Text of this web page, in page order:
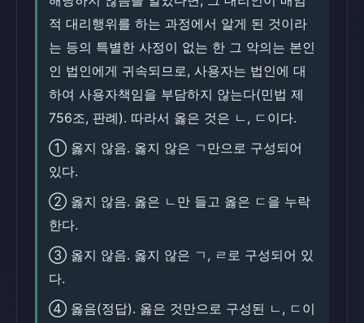
적 대리행위를 하는 과정에서 알게 된 것이라
는 등의 특별한 사정이 없는 한 그 악의는 본인
인 법인에게 귀속되므로, 사용자는 법인에 대
하여 사용자책임을 부담하지 않는다(민법 제
756조, 판례). 따라서 옳은 것은 ㄴ, ㄷ이다.
① 옳지 않음. 옳지 않은 ㄱ만으로 구성되어
있다.
② 옳지 않음. 옳은 ㄴ만 들고 옳은 ㄷ을 누락
한다.
③ 옳지 않음. 옳지 않은 ㄱ, ㄹ로 구성되어 있
다.
④ 옳음(정답). 옳은 것만으로 구성된 ㄴ, ㄷ이